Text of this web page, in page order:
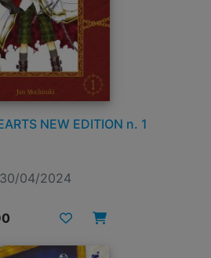
NEW EDITION n. 1
30/04/2024